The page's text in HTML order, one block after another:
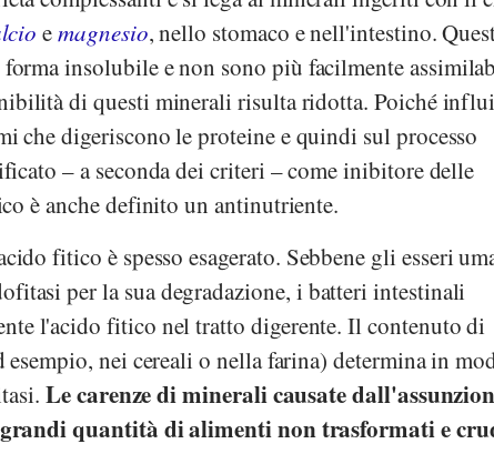
emagnesio, nello stomaco e nell'intestino.
insolubile e non sono più facilmente
di questi minerali risulta ridotta. Poiché
che digeriscono le proteine e quindi sul processo
– a seconda dei criteri – come inibitore delle
è anche definito un antinutriente.
fitico è spesso esagerato. Sebbene gli esseri
per la sua degradazione, i batteri intestinali
l'acido fitico nel tratto digerente. Il contenuto di
nei cereali o nella farina) determina in
Le carenze di minerali causate
grandiquantità di alimenti non trasformati e